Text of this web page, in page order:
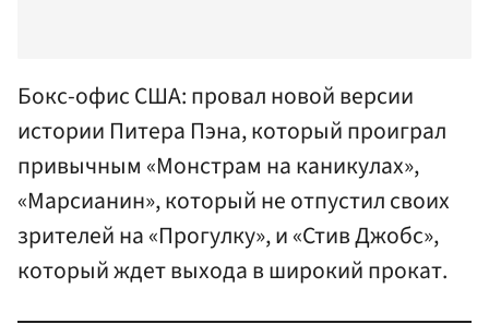
Бокс-офис США: провал новой версии
истории Питера Пэна, который проиграл
привычным «Монстрам на каникулах»,
«Марсианин», который не отпустил своих
зрителей на «Прогулку», и «Стив Джобс»,
который ждет выхода в широкий прокат.